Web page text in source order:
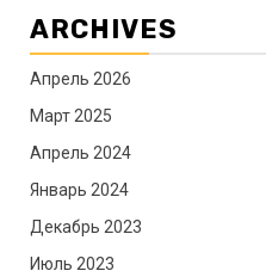
ARCHIVES
Апрель 2026
Март 2025
Апрель 2024
Январь 2024
Декабрь 2023
Июль 2023